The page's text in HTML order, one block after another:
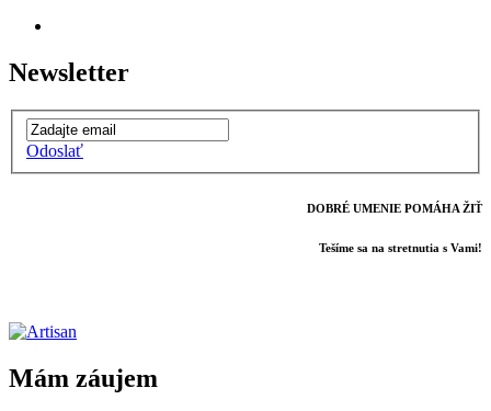
Newsletter
Odoslať
DOBRÉ UMENIE POMÁHA ŽIŤ
Tešíme sa na stretnutia s Vami!
Mám záujem